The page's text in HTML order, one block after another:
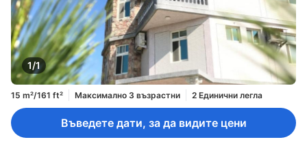
1/1
15 m²/161 ft² Максимално 3 възрастни 2 Единични легла
Въведете дати, за да видите цени